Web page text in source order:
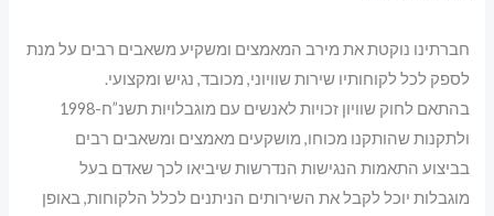
חברתינו נוקטת את מירב המאמצים ומשקיע משאבים רבים על מנת
לספק לכל לקוחותיו שירות שוויוני, מכובד, נגיש ומקצועי.
בהתאם לחוק שוויון זכויות לאנשים עם מוגבלויות תשנ”ח-1998
ולתקנות שהותקנו מכוחו, מושקעים מאמצים ומשאבים רבים
בביצוע התאמות הנגישות הנדרשות שיביאו לכך שאדם בעל
מוגבלות יוכל לקבל את השירותים הניתנים לכלל הלקוחות, באופן